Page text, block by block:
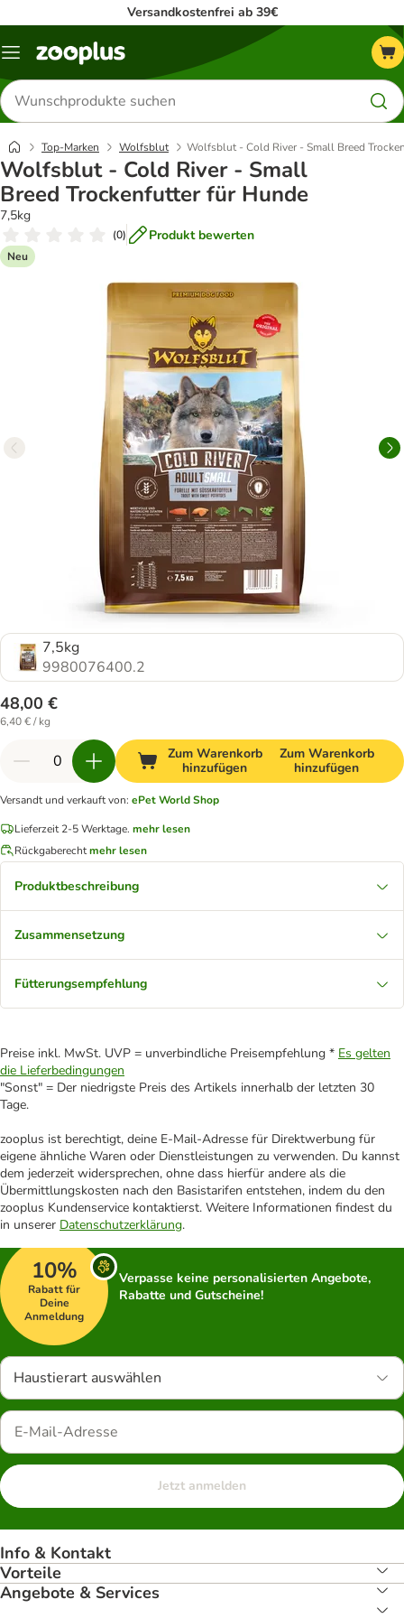
Versandkostenfrei ab 39€
Menü
Produkte
suchen
Top-Marken Wolfsblut Wolfsblut - Cold River - Small Breed
Wolfsblut - Cold River - Small
Breed Trockenfutter für Hunde
7,5kg
(0) Produkt bewerten
Neu
7,5kg
9980076400.2
48,00 €
6,40 € / kg
Zum Warenkorb
hinzufügen
Zum Warenkorb
hinzufügen
Versandt und verkauft von: ePet World Shop
Lieferzeit 2-5 Werktage. mehr lesen
Rückgaberechtmehr lesen
Produktbeschreibung
Zusammensetzung
Fütterungsempfehlung
Preise inkl. MwSt. UVP = unverbindliche Preisempfehlung * Es gelten
die Lieferbedingungen
"Sonst" = Der niedrigste Preis des Artikels innerhalb der letzten 30
Tage.
zooplus ist berechtigt, deine E-Mail-Adresse für Direktwerbung für
eigene ähnliche Waren oder Dienstleistungen zu verwenden. Du kannst
dem jederzeit widersprechen, ohne dass hierfür andere als die
Übermittlungskosten nach den Basistarifen entstehen, indem du den
zooplus Kundenservice kontaktierst. Weitere Informationen findest du
in unserer Datenschutzerklärung.
10%
Rabatt für
Deine
Anmeldung
Verpasse keine personalisierten Angebote,
Rabatte und Gutscheine!
Haustierart auswählen
Jetzt anmelden
Info & Kontakt
Vorteile
Angebote & Services